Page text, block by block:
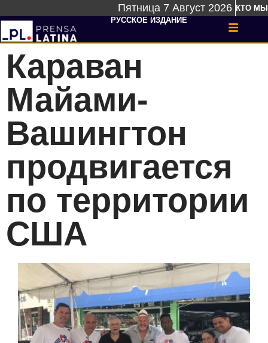
Пятница 7 Август 2026 КТО МЫ
РУССКОЕ ИЗДАНИЕ
Караван
Майами-
Вашингтон
продвигается
по территории
США